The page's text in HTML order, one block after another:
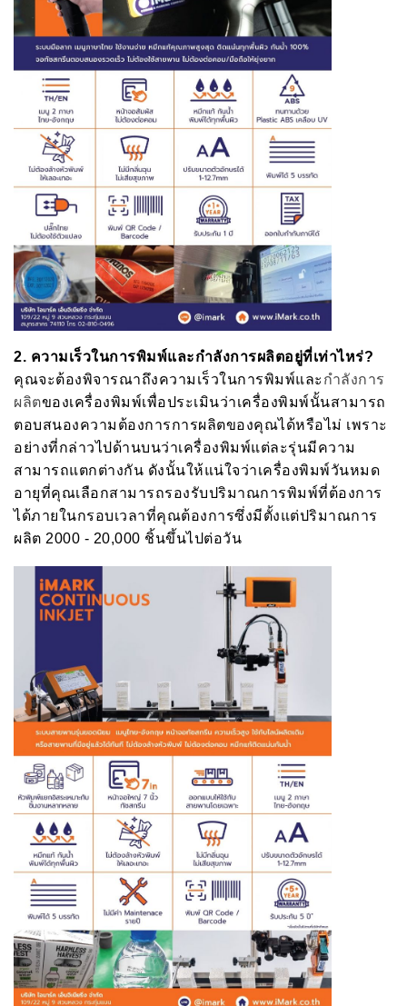
2. ความเร็วในการพิมพ์และกำลังการผลิตอยู่ที่เท่าไหร่?
คุณจะต้องพิจารณาถึงความเร็วในการพิมพ์และ กำลังการ
ผลิตของเครื่องพิมพ์เพื่อประเมินว่าเครื่องพิมพ์นั้นสามารถ
ตอบสนองความต้องการการผลิตของคุณได้หรือไม่ เพราะ
อย่างที่กล่าวไปด้านบนว่าเครื่องพิมพ์แต่ละรุ่นมีความ
สามารถแตกต่างกัน ดังนั้นให้แน่ใจว่าเครื่องพิมพ์วันหมด
อายุที่คุณเลือกสามารถรองรับปริมาณการพิมพ์ที่ต้องการ
ได้ภายในกรอบเวลาที่คุณต้องการซึ่งมีตั้งแต่ปริมาณการ
ผลิต 2000 - 20,000 ชิ้นขึ้นไปต่อวัน